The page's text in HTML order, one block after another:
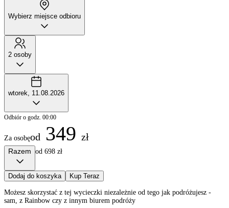
Wybierz miejsce odbioru
2 osoby
wtorek, 11.08.2026
Odbiór o godz. 00:00
Za osobęod 349 zł
Razem od 698 zł
Dodaj do koszyka Kup Teraz
Możesz skorzystać z tej wycieczki niezależnie od tego jak podróżujesz -
sam, z Rainbow czy z innym biurem podróży